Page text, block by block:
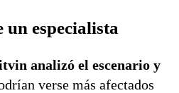
especialista
analizó el escenario y
verse más afectados